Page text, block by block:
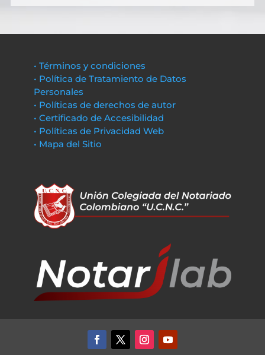
• Términos y condiciones
• Política de Tratamiento de Datos
Personales
• Políticas de derechos de autor
• Certificado de Accesibilidad
• Políticas de Privacidad Web
• Mapa del Sitio